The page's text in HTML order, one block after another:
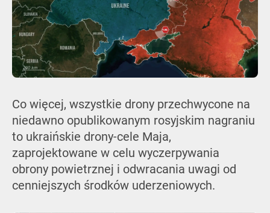
Co więcej, wszystkie drony przechwycone na
niedawno opublikowanym rosyjskim nagraniu
to ukraińskie drony-cele Maja,
zaprojektowane w celu wyczerpywania
obrony powietrznej i odwracania uwagi od
cenniejszych środków uderzeniowych.